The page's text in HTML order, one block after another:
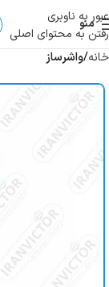
عبور به ناوبری
رفتن به محتوای اصلی
منو
خانه واشرساز